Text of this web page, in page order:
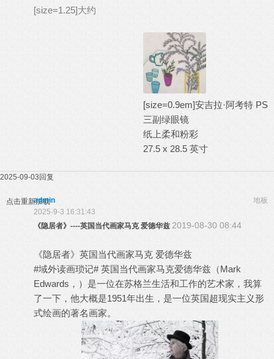
[size=1.25]大约
[size=0.9em]安吉拉·阿考特 PS
三副绿眼镜
纸上柔和粉彩
27.5 x 28.5 英寸
2025-09-03 回复
点击重新加载 地板
admin
2025-9-3 16:31:43
《隐居者》----英国当代画家马克 爱德华兹 2019-08-30 08:44
《隐居者》英国当代画家马克 爱德华兹
#域外读画琐记# 英国当代画家马克爱德华兹（Mark
Edwards，）是一位在苏格兰生活和工作的艺术家，我算
了一下，他大概是1951年出生，是一位英国超现实主义形
式绘画的著名画家。